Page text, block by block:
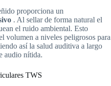
proporciona un
. Al sellar de forma natural el
el ruido ambiental. Esto
volumen a niveles peligrosos para
así la salud auditiva a largo
audio nítida.
TWS